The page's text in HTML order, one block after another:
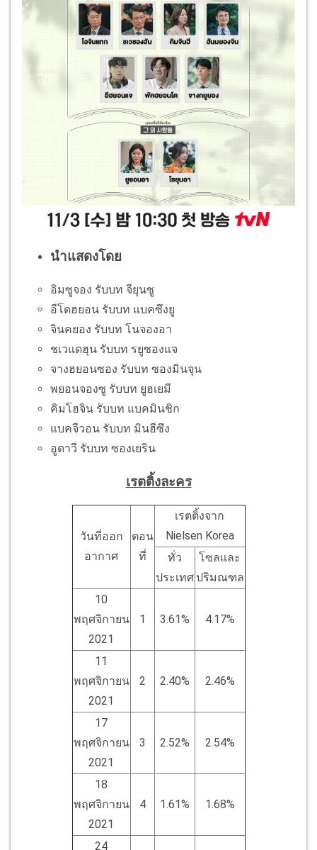
นำแสดงโดย
อิมซูจอง รับบท จียุนซู
อีโดฮยอน รับบท แบคซึงยู
จินคยอง รับบท โนจองอา
ชเวแดฮุน รับบท รยูซองแจ
จางฮยอนซอง รับบท ซองมินจุน
พยอนจองซู รับบท ยูฮเยมี
คิมโฮจิน รับบท แบคมินชิก
แบคจีวอน รับบท มินฮีซึง
อูดาวี รับบท ซองเยริน
เรตติ้งละคร
วันที่ออก
อากาศ
ตอน
ที่
เรตติ้งจาก
Nielsen Korea
ทั่ว
ประเทศ
โซลและ
ปริมณฑล
10
พฤศจิกายน
2021
1 3.61% 4.17%
11
พฤศจิกายน
2021
2 2.40% 2.46%
17
พฤศจิกายน
2021
3 2.52% 2.54%
18
พฤศจิกายน
2021
4 1.61% 1.68%
24